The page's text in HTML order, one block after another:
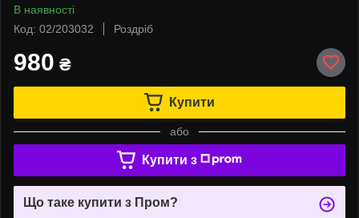
В наявності
Код: 02/203032
Роздріб
980 ₴
Купити
або
Купити з
Що таке купити з Пром?